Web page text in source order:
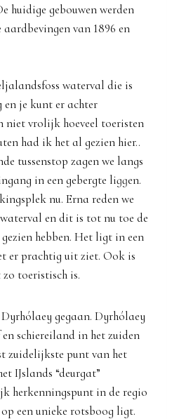
huidige gebouwen werden
van 1896 en
waterval die is
en je kunt er achter
niet vrolijk hoeveel toeristen
had ik het al gezien hier..
tussenstop zagen we langs
in een gebergte liggen.
nu. Erna reden we
en dit is tot nu toe de
hebben. Het ligt in een
er prachtig uit ziet. Ook is
toeristisch is.
gegaan. Dyrhólaey
schiereiland in het zuiden
zuidelijkste punt van het
IJslands “deurgat”
herkenningspunt in de regio
een unieke rotsboog ligt.